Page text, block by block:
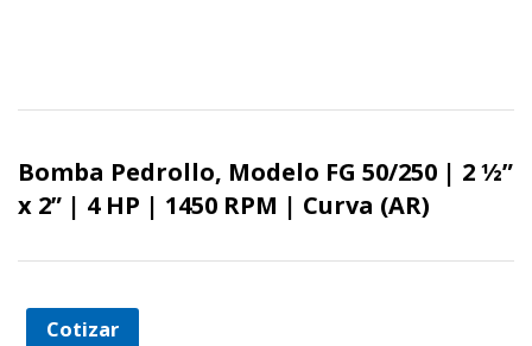
Bomba Pedrollo, Modelo FG 50/250 | 2 ½”
x 2” | 4 HP | 1450 RPM | Curva (AR)
Cotizar